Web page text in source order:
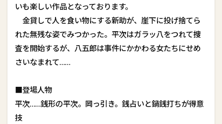
いも楽しい作品となっております。
金貸しで人を食い物にする新助が、崖下に投げ捨てら
れた無残な姿でみつかった。平次はガラッ八をつれて捜
査を開始するが、八五郎は事件にかかわる女たちにせめ
さいなまれて……
■登場人物
平次……銭形の平次。岡っ引き。銭占いと鍋銭打ちが得意
技